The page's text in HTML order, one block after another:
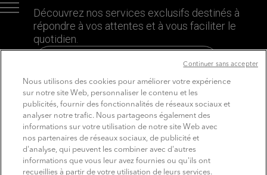
Découvrez nos services exclusifs destinés à
répondre à vos attentes et à vous faciliter le
quotidien.
Découvrez le site dédié aux Pros
Nous utilisons des cookies pour améliorer votre expérience
sur notre site Web, personnaliser le contenu et les
publicités, fournir des fonctionnalités de réseaux sociaux et
analyser notre trafic. Nous partageons également des
informations sur votre utilisation de notre site Web avec
nos partenaires de réseaux sociaux, de publicité et
d'analyse, qui peuvent les combiner avec d'autres
informations que vous leur avez fournies ou qu'ils ont
recueillies à partir de votre utilisation de leurs services.
Continuer sans accepter